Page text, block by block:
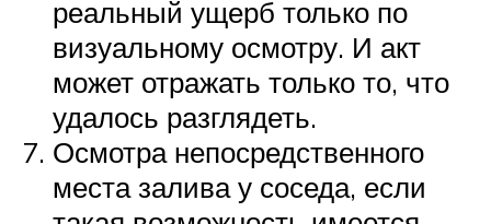
реальный ущерб только по
визуальному осмотру. И акт
может отражать только то, что
удалось разглядеть.
Осмотра непосредственного
места залива у соседа, если